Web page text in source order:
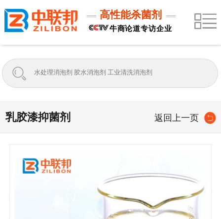
高性能杀菌剂
牛商论道专访企业
乳胶漆抑菌剂 返回上一页